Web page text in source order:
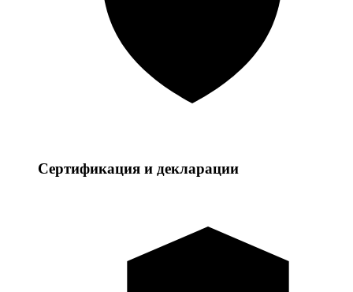
Сертификация и декларации